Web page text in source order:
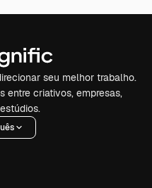
seu melhor trabalho.
entre criativos, empresas,